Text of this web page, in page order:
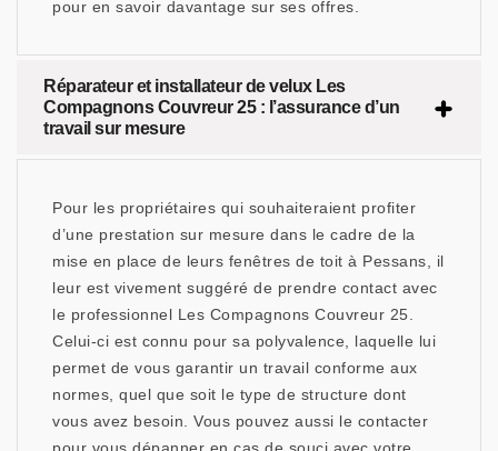
pour en savoir davantage sur ses offres.
Réparateur et installateur de velux Les
Compagnons Couvreur 25 : l’assurance d’un
travail sur mesure
Pour les propriétaires qui souhaiteraient profiter
d’une prestation sur mesure dans le cadre de la
mise en place de leurs fenêtres de toit à Pessans, il
leur est vivement suggéré de prendre contact avec
le professionnel Les Compagnons Couvreur 25.
Celui-ci est connu pour sa polyvalence, laquelle lui
permet de vous garantir un travail conforme aux
normes, quel que soit le type de structure dont
vous avez besoin. Vous pouvez aussi le contacter